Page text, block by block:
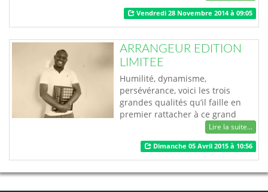
Vendredi 28 Novembre 2014 à 09:05
ARRANGEUR EDITION
LIMITEE
Humilité, dynamisme,
persévérance, voici les trois
grandes qualités qu’il faille en
premier rattacher à ce grand
homme qui n’est plus à présenter
Karlos DANKLOU. Arrangeur au
doigté reconnu magique, Karlos
DANKLOU pilote son label « ALL
THAT PRODUCTION » qui a
Lire la suite...
Dimanche 05 Avril 2015 à 10:56